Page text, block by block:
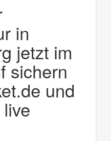
in
jetzt im
sichern
und